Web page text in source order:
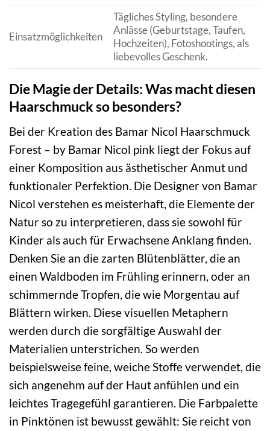
Einsatzmöglichkeiten
Tägliches Styling, besondere
Anlässe (Geburtstage, Taufen,
Hochzeiten), Fotoshootings, als
liebevolles Geschenk.
Die Magie der Details: Was macht diesen
Haarschmuck so besonders?
Bei der Kreation des Bamar Nicol Haarschmuck
Forest – by Bamar Nicol pink liegt der Fokus auf
einer Komposition aus ästhetischer Anmut und
funktionaler Perfektion. Die Designer von Bamar
Nicol verstehen es meisterhaft, die Elemente der
Natur so zu interpretieren, dass sie sowohl für
Kinder als auch für Erwachsene Anklang finden.
Denken Sie an die zarten Blütenblätter, die an
einen Waldboden im Frühling erinnern, oder an
schimmernde Tropfen, die wie Morgentau auf
Blättern wirken. Diese visuellen Metaphern
werden durch die sorgfältige Auswahl der
Materialien unterstrichen. So werden
beispielsweise feine, weiche Stoffe verwendet, die
sich angenehm auf der Haut anfühlen und ein
leichtes Tragegefühl garantieren. Die Farbpalette
in Pinktönen ist bewusst gewählt: Sie reicht von